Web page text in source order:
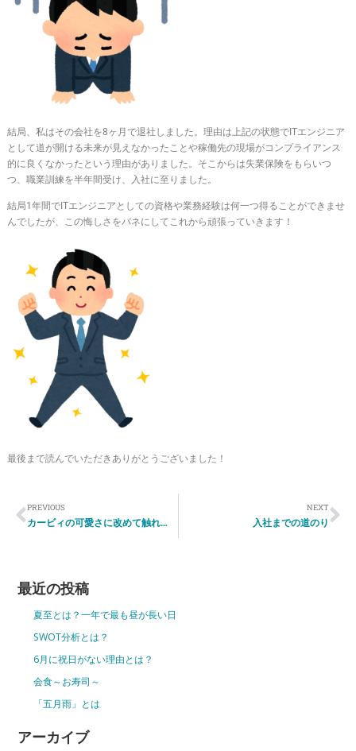
結局、私はその会社を8ヶ月で退社しました。理由は上記の状態でITエンジニア
として道が開ける未来が見えなかったことや稼働先の現場がコンプライアンス
的に良くなかったという理由がありました。そこからは失業保険をもらいつ
つ、職業訓練を半年間受け、入社に至りました。
結局1年間でITエンジニアとしての資格や業務経験は何一つ得ることができませ
んでしたが、この悔しさをバネにしてこれから頑張っていきます！
最後まで読んでいただきありがとうございました！
PREVIOUS
カービィの可愛さに改めて触れる
NEXT
入社までの道のり
最近の投稿
夏至とは？一年で最も昼が長い日
SWOT分析とは？
6月に祝日がない理由とは？
会食～お寿司～
「五月雨」とは
アーカイブ